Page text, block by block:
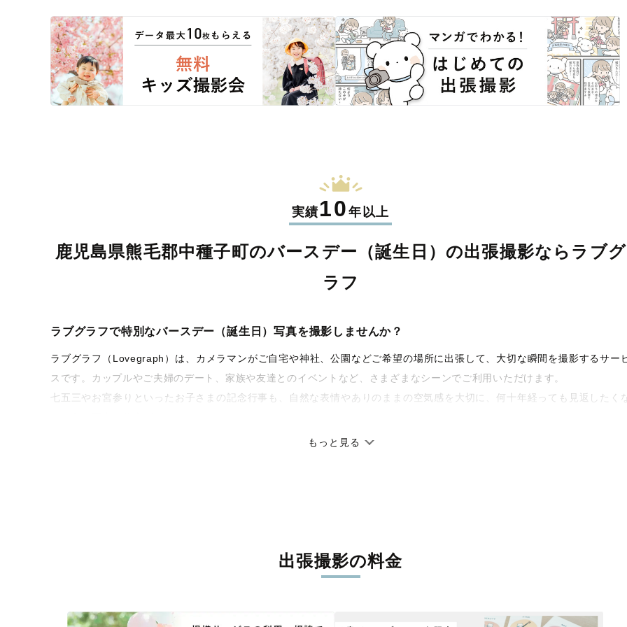
実績10年以上
鹿児島県熊毛郡中種子町のバースデー（誕生日）の出張撮影なら ラブグ
ラフ
ラブグラフで特別なバースデー（誕生日）写真を撮影しませんか？
ラブグラフ（Lovegraph）は、カメラマンがご自宅や神社、公園などご希望の場所に出張して、大切な瞬間を撮影するサー
スです。カップルやご夫婦のデート、家族や友達とのイベントなど、さまざまなシーンでご利用いただけます。
七五三やお宮参りといったお子さまの記念行事も、自然な表情やありのままの空気感を大切に、何十年経っても見返したく
撮影後は、独自の編集技術で写真の明るさや色合いを丁寧に調整。自然な雰囲気を残しつつも、おしゃれで洗練された仕上が
もっと見る
出張撮影の料金